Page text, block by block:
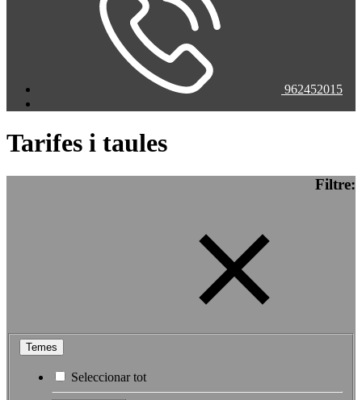
962452015
Tarifes i taules
Filtre:
Temes
Seleccionar tot